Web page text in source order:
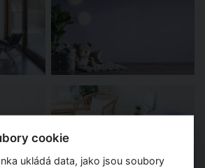
cookie
ukládá data, jako jsou soubory